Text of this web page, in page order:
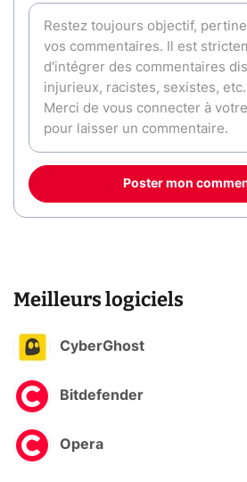
Poster mon
Meilleurs logiciels
CyberGhost
Bitdefender
Opera